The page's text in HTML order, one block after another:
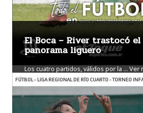
El Boca – River trastocó el
panorama liguero
Los cuatro partidos, válidos por la ... Ver
FÚTBOL - LIGA REGIONAL DE RÍO CUARTO - TORNEO